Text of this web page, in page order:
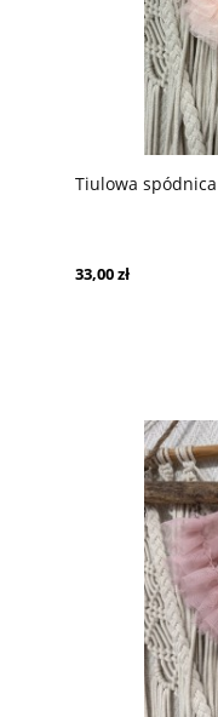
Tiulowa
33,00 zł